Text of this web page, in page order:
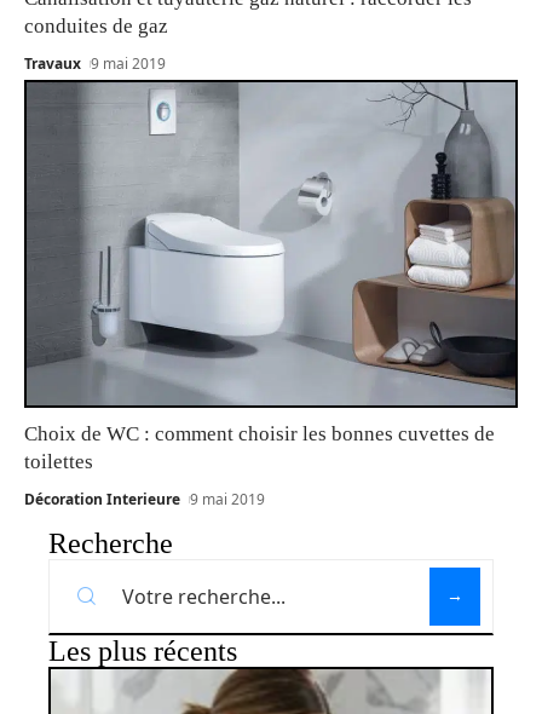
conduites de gaz
Travaux 9 mai 2019
Choix de WC : comment choisir les bonnes cuvettes de
toilettes
Décoration Interieure 9 mai 2019
Recherche
Les plus récents